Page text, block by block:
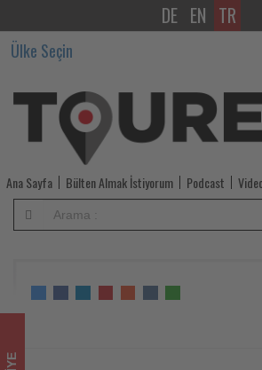
InterContinental
Grand
Ankara
kapsamlı
dönüşümün
ardından
kapılarını
açtı
-
Tourexpi,
DE EN TR
Ülke Seçin
Ana Sayfa Bülten Almak İstiyorum Podcast